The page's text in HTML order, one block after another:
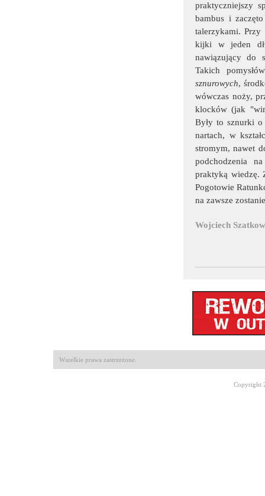
praktyczniejszy
bambus i
talerzykami. Przy
kijki w jeden
nawiązujący do
Takich
sznurowych,
wówczas noży,
klocków (jak
Były to sznurki o
nartach, w
stromym, nawet
podchodzenia
praktyką wiedzę.
Pogotowie
na zawsze
Wojciech
Wszelkie prawa zastrzeżone.
Copyright